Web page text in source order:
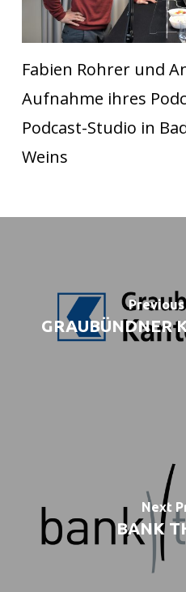
Fabien Rohrer und
Aufnahme ihres
Podcast-Studio in
Weins
GRAUBÜNDNER
Next
BANK